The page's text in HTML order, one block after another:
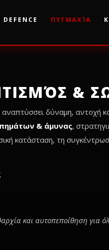
DEFENCE ΠΥΓΜΑΧΊΑ
&
δύναμη, αντοχή
& άμυνας,
κατάσταση, τη
και αυτοπεποίθηση για